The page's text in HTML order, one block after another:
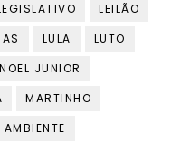
LEILÃO
LULA
LUTO
JUNIOR
MARTINHO
AMBIENTE